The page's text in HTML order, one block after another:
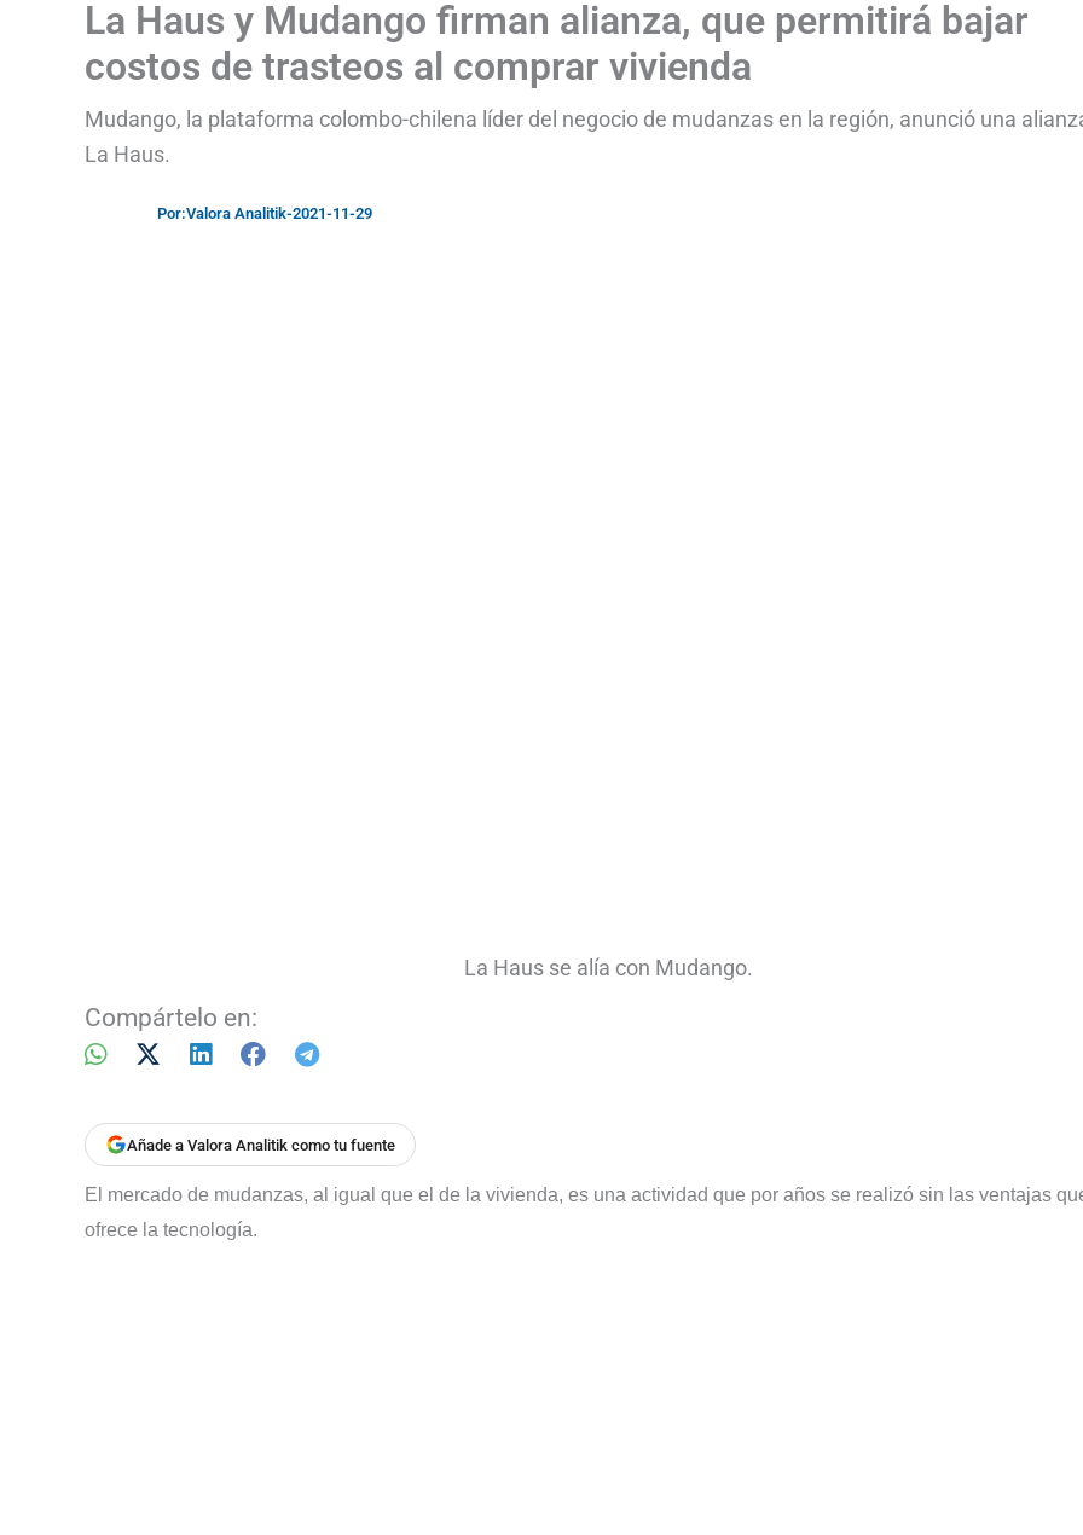
La Haus y Mudango firman alianza, que permitirá bajar
costos de trasteos al comprar vivienda
Mudango, la plataforma colombo-chilena líder del negocio de mudanzas en la región, anunció una
La Haus.
Por:Valora Analitik-2021-11-29
La Haus se alía con Mudango.
Compártelo en:
Añade a Valora Analitik como tu fuente
El mercado de mudanzas, al igual que el de la vivienda, es una actividad que por años se realizó sin las ventajas
ofrece la tecnología.